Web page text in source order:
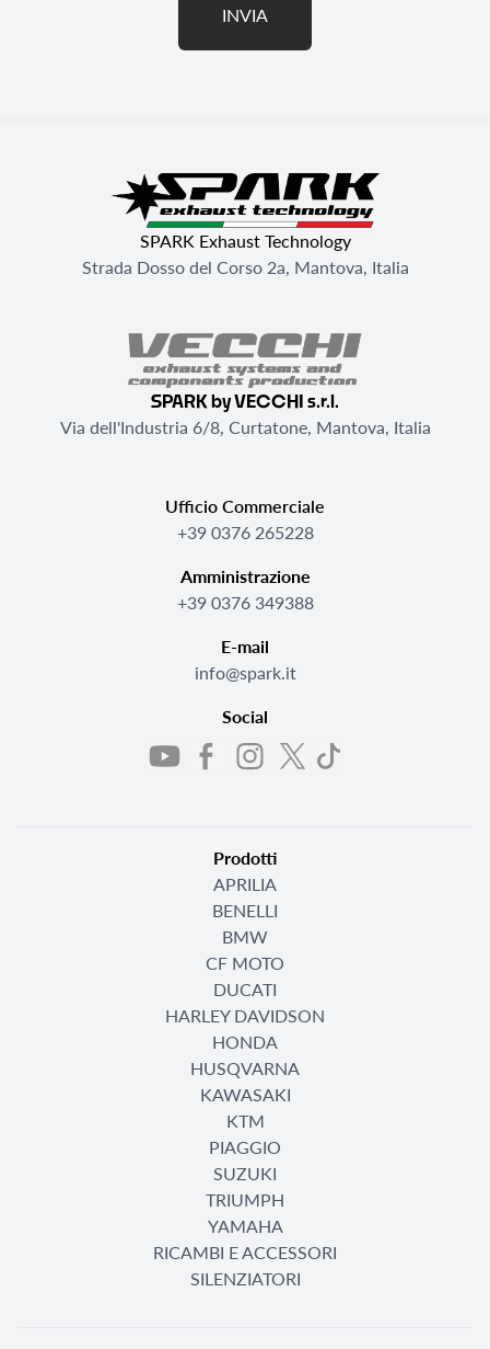
INVIA
SPARK Exhaust Technology
Strada Dosso del Corso 2a, Mantova, Italia
SPARK by VECCHI s.r.l.
Via dell'Industria 6/8, Curtatone, Mantova, Italia
Ufficio Commerciale
+39 0376 265228
Amministrazione
+39 0376 349388
E-mail
info@spark.it
Social
Prodotti
APRILIA
BENELLI
BMW
CF MOTO
DUCATI
HARLEY DAVIDSON
HONDA
HUSQVARNA
KAWASAKI
KTM
PIAGGIO
SUZUKI
TRIUMPH
YAMAHA
RICAMBI E ACCESSORI
SILENZIATORI